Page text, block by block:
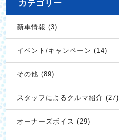
カテゴリー
新車情報 (3)
イベント/キャンペーン (14)
その他 (89)
スタッフによるクルマ紹介 (27)
オーナーズボイス (29)